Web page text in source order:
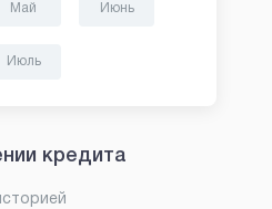
Май Июнь
Июль
кредита